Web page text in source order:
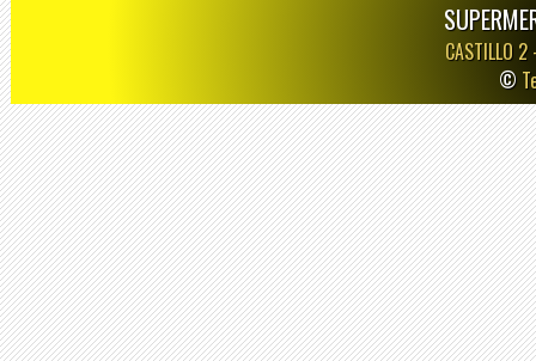
CASTILLO
©